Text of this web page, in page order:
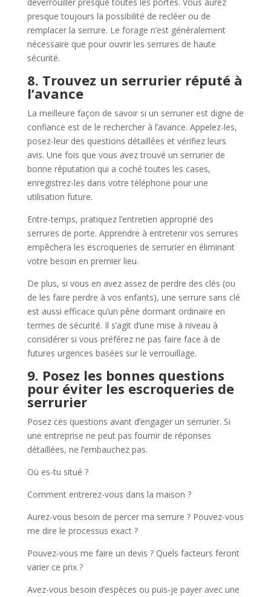
déverrouiller presque toutes les portes. Vous aurez
presque toujours la possibilité de recléer ou de
remplacer la serrure. Le forage n’est généralement
nécessaire que pour ouvrir les serrures de haute
sécurité.
8. Trouvez un serrurier réputé à
l’avance
La meilleure façon de savoir si un serrurier est digne de
confiance est de le rechercher à l’avance. Appelez-les,
posez-leur des questions détaillées et vérifiez leurs
avis. Une fois que vous avez trouvé un serrurier de
bonne réputation qui a coché toutes les cases,
enregistrez-les dans votre téléphone pour une
utilisation future.
Entre-temps, pratiquez l’entretien approprié des
serrures de porte. Apprendre à entretenir vos serrures
empêchera les escroqueries de serrurier en éliminant
votre besoin en premier lieu.
De plus, si vous en avez assez de perdre des clés (ou
de les faire perdre à vos enfants), une serrure sans clé
est aussi efficace qu’un pêne dormant ordinaire en
termes de sécurité. Il s’agit d’une mise à niveau à
considérer si vous préférez ne pas faire face à de
futures urgences basées sur le verrouillage.
9. Posez les bonnes questions
pour éviter les escroqueries de
serrurier
Posez ces questions avant d’engager un serrurier. Si
une entreprise ne peut pas fournir de réponses
détaillées, ne l’embauchez pas.
Où es-tu situé ?
Comment entrerez-vous dans la maison ?
Aurez-vous besoin de percer ma serrure ? Pouvez-vous
me dire le processus exact ?
Pouvez-vous me faire un devis ? Quels facteurs feront
varier ce prix ?
Avez-vous besoin d’espèces ou puis-je payer avec une